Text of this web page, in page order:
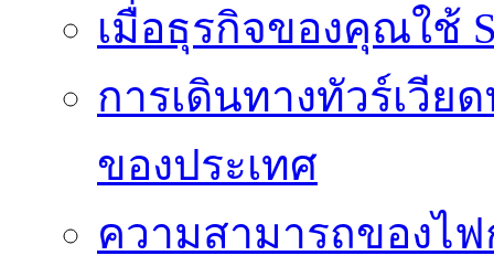
เมื่อธุรกิจของคุณใช้
การเดินทางทัวร์เวี
ของประเทศ
ความสามารถของไ